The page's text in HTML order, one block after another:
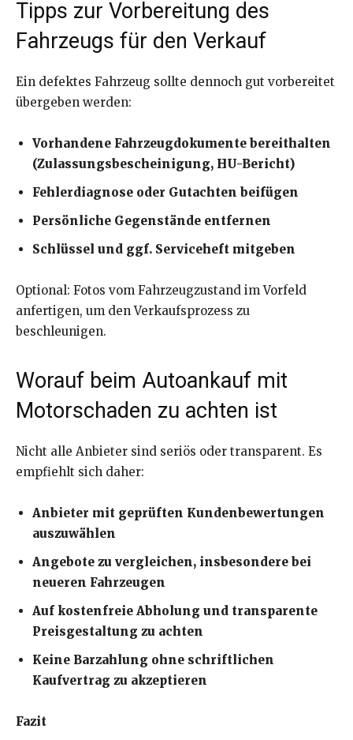
Tipps zur Vorbereitung des
Fahrzeugs für den Verkauf
Ein defektes Fahrzeug sollte dennoch gut vorbereitet
übergeben werden:
Vorhandene Fahrzeugdokumente bereithalten
(Zulassungsbescheinigung, HU-Bericht)
Fehlerdiagnose oder Gutachten beifügen
Persönliche Gegenstände entfernen
Schlüssel und ggf. Serviceheft mitgeben
Optional: Fotos vom Fahrzeugzustand im Vorfeld
anfertigen, um den Verkaufsprozess zu
beschleunigen.
Worauf beim Autoankauf mit
Motorschaden zu achten ist
Nicht alle Anbieter sind seriös oder transparent. Es
empfiehlt sich daher:
Anbieter mit geprüften Kundenbewertungen
auszuwählen
Angebote zu vergleichen, insbesondere bei
neueren Fahrzeugen
Auf kostenfreie Abholung und transparente
Preisgestaltung zu achten
Keine Barzahlung ohne schriftlichen
Kaufvertrag zu akzeptieren
Fazit